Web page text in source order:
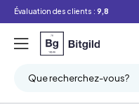
Évaluation des clients : 9,8
Que recherchez-vous?
Filtre